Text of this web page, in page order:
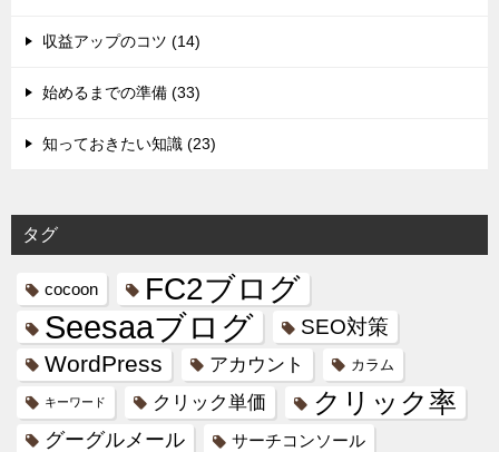
収益アップのコツ (14)
始めるまでの準備 (33)
知っておきたい知識 (23)
タグ
cocoon FC2ブログ
Seesaaブログ SEO対策
WordPress アカウント カラム
キーワード クリック単価 クリック率
グーグルメール サーチコンソール